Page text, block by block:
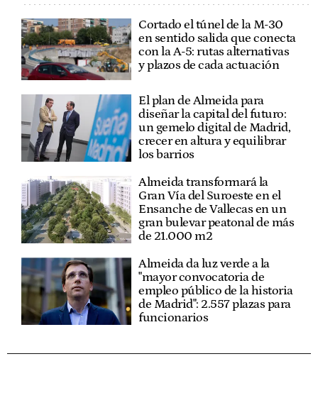
Cortado el túnel de la M-30
en sentido salida que conecta
con la A-5: rutas alternativas
y plazos de cada actuación
El plan de Almeida para
diseñar la capital del futuro:
un gemelo digital de Madrid,
crecer en altura y equilibrar
los barrios
Almeida transformará la
Gran Vía del Suroeste en el
Ensanche de Vallecas en un
gran bulevar peatonal de más
de 21.000 m2
Almeida da luz verde a la
"mayor convocatoria de
empleo público de la historia
de Madrid": 2.557 plazas para
funcionarios